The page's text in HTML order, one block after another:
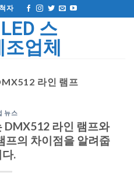
자
라인 램프
뉴스
DMX512 라인 램프와
프의 차이점을 알려줍
다.